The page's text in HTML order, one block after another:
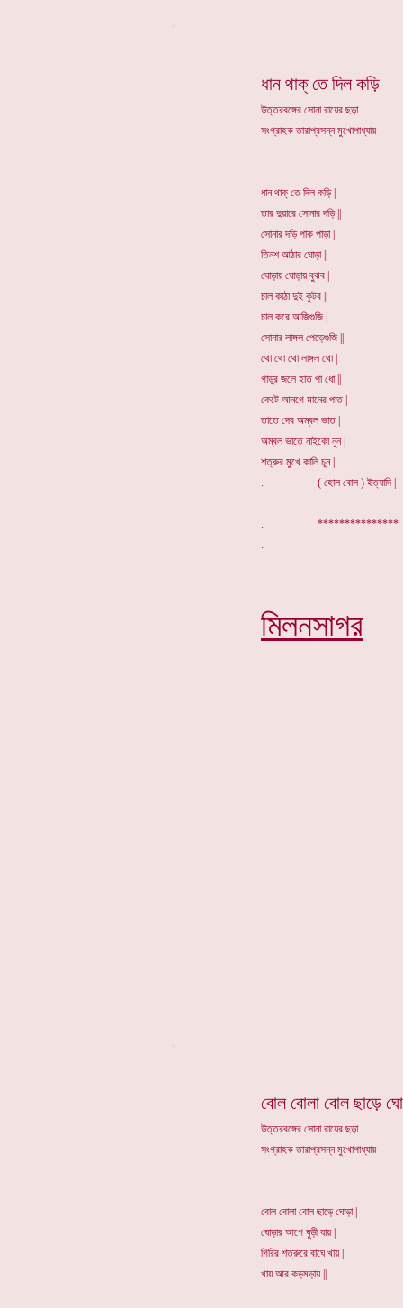
ধান থাক্ তে দিল কড়ি
উত্তরবঙ্গের সোনা রায়ের ছড়া
সংগ্রাহক তারাপ্রসন্ন মুখোপাধ্যায়
ধান থাক্ তে দিল কড়ি |
তার দুয়ারে সোনার দড়ি ||
সোনার দড়ি পাক পাড়া |
তিনশ আঠার ঘোড়া ||
ঘোড়ায় ঘোড়ায় বুঝব |
চাল কাঠা দুই কুটব ||
চাল করে আজিগুজি |
সোনার লাঙ্গল পেড়েগুজি ||
থো থো থো লাঙ্গল থো |
গাড়ুর জলে হাত পা ধো ||
কেটে আনগে মানের পাত |
তাতে দেব অম্বল ভাত |
অম্বল ভাতে নাইকো নুন |
শত্রুর মুখে কালি চূন |
. ( হোল বোল ) ইত্যাদি |
. ***************
মিলনসাগর
বোল বোলা বোল ছাড়ে
উত্তরবঙ্গের সোনা রায়ের ছড়া
সংগ্রাহক তারাপ্রসন্ন মুখোপাধ্যায়
বোল বোলা বোল ছাড়ে ঘোড়া |
ঘোড়ার আগে ঘুড়ী যায় |
গিরির শত্রুরে বাঘে খায় |
খায় আর কড়মড়ায় ||